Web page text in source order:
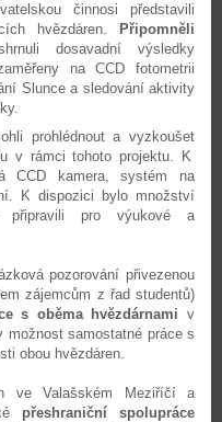
činnosi představili
hvězdáren.
Připomněli
dosavadní výsledky
na CCD fotometrii
Slunce a sledování aktivity
prohlédnout a vyzkoušet
v rámci tohoto projektu. K
CCD kamera, systém na
K dispozici bylo množství
připravili pro výukové a
pozorování přivezenou
zájemcům z řad studentů)
s oběma hvězdárnami v
samostatné práce s
obou hvězdáren.
ve Valašském Meziříčí a
přeshraniční spolupráce